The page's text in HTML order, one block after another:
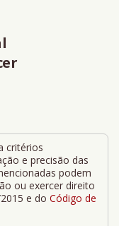
critérios
e precisão das
podem
ou exercer direito
e do Código de